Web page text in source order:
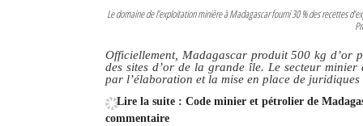
Le domaine de l’exploitation minière à Madagascar fourni 30 % des recettes
Officiellement, Madagascar produit 500 kg d’or
des sites d’or de la grande île. Le secteur
par l’élaboration et la mise en place de
Lire la suite : Code minier et pétrolier de
commentaire